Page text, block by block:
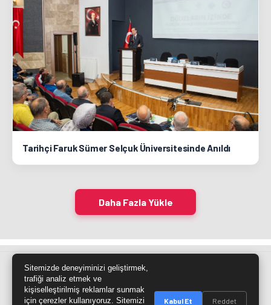
Tarihçi Faruk Sümer Selçuk Üniversitesinde Anıldı
Daha Fazla Yükle
Site Haritası RSS Kaynağı
@cumra_postasi
Sitemizde deneyiminizi geliştirmek,
trafiği analiz etmek ve
kişiselleştirilmiş reklamlar sunmak
için çerezler kullanıyoruz. Sitemizi
Kabul Et Reddet